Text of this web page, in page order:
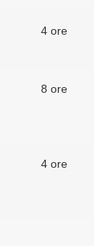
4 ore
8 ore
4 ore